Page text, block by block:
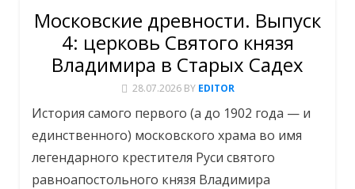
Московские древности. Выпуск
4: церковь Святого князя
Владимира в Старых Садех
28.07.2026 BY EDITOR
История самого первого (а до 1902 года — и
единственного) московского храма во имя
легендарного крестителя Руси святого
равноапостольного князя Владимира